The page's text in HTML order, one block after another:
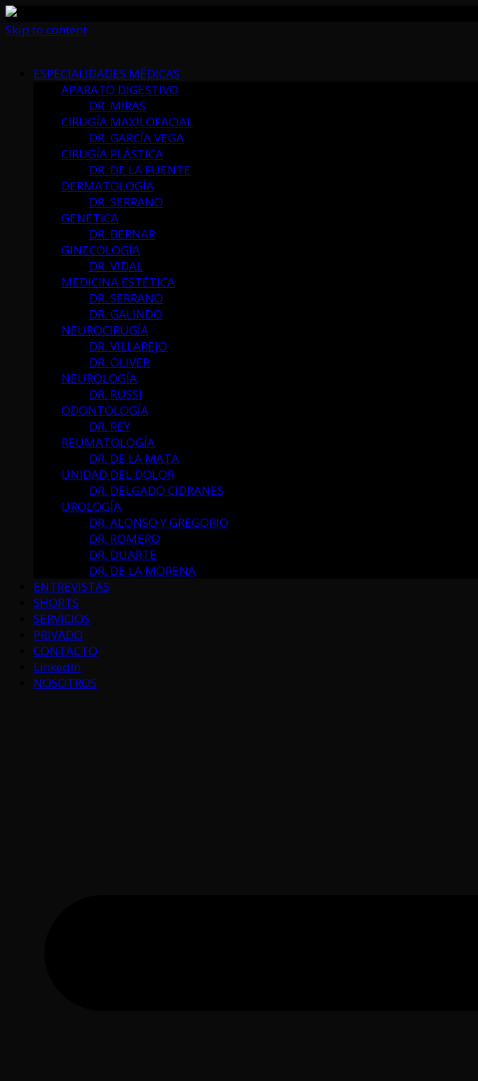
Skip to content
ESPECIALIDADES MÉDICAS
APARATO DIGESTIVO
DR. MIRAS
CIRUGÍA MAXILOFACIAL
DR. GARCÍA VEGA
CIRUGÍA PLÁSTICA
DR. DE LA FUENTE
DERMATOLOGÍA
DR. SERRANO
GENÉTICA
DR. BERNAR
GINECOLOGÍA
DR. VIDAL
MEDICINA ESTÉTICA
DR. SERRANO
DR. GALINDO
NEUROCIRUGÍA
DR. VILLAREJO
DR. OLIVER
NEUROLOGÍA
DR. RUSSI
ODONTOLOGÍA
DR. REY
REUMATOLOGÍA
DR. DE LA MATA
UNIDAD DEL DOLOR
DR. DELGADO CIDRANES
UROLOGÍA
DR. ALONSO Y GREGORIO
DR. ROMERO
DR. DUARTE
DR. DE LA MORENA
ENTREVISTAS
SHORTS
SERVICIOS
PRIVADO
CONTACTO
LinkedIn
NOSOTROS